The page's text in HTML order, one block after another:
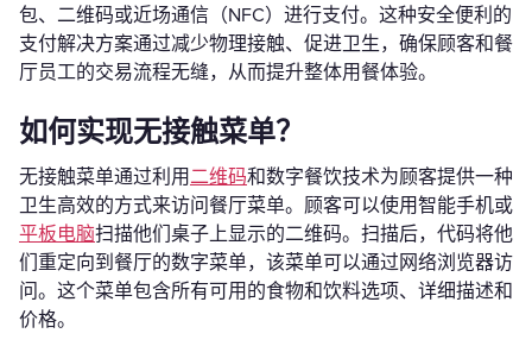
包、二维码或近场通信（NFC）进行支付。这种安全便利的
支付解决方案通过减少物理接触、促进卫生，确保顾客和餐
厅员工的交易流程无缝，从而提升整体用餐体验。
如何实现无接触菜单？
无接触菜单通过利用 二维码和数字餐饮技术为顾客提供一种
卫生高效的方式来访问餐厅菜单。顾客可以使用智能手机或
平板电脑扫描他们桌子上显示的二维码。扫描后，代码将他
们重定向到餐厅的数字菜单，该菜单可以通过网络浏览器访
问。这个菜单包含所有可用的食物和饮料选项、详细描述和
价格。